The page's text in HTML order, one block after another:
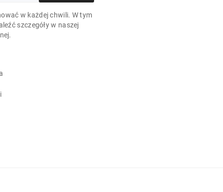
w każdej chwili. W tym
szczegóły w naszej